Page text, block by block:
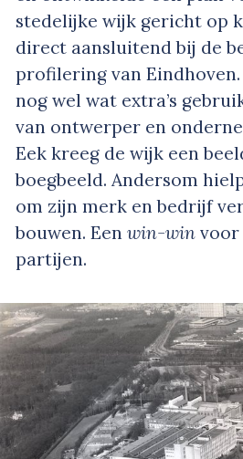
stedelijke wijk gericht op
direct aansluitend bij de
profilering van
nog wel wat extra’s
van ontwerper en
Eek kreeg de wijk een
boegbeeld. Andersom
om zijn merk en bedrijf
bouwen. Een win-win voor
partijen.